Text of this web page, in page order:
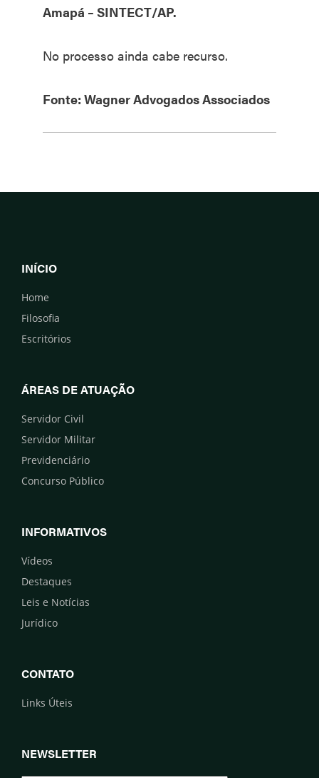
Amapá – SINTECT/AP.
No processo ainda cabe recurso.
Fonte: Wagner Advogados Associados
INÍCIO
Home
Filosofia
Escritórios
ÁREAS DE ATUAÇÃO
Servidor Civil
Servidor Militar
Previdenciário
Concurso Público
INFORMATIVOS
Vídeos
Destaques
Leis e Notícias
Jurídico
CONTATO
Links Úteis
NEWSLETTER